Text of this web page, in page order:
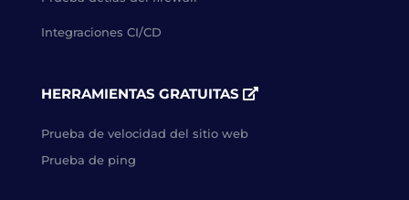
Integraciones CI/CD
HERRAMIENTAS GRATUITAS
Prueba de velocidad del sitio web
Prueba de ping